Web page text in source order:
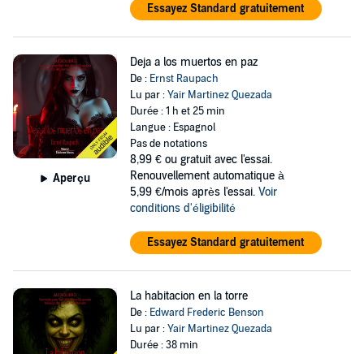
Essayez Standard gratuitement
Aperçu
Deja a los muertos en paz
De : Ernst Raupach
Lu par :Yair Martinez Quezada
Durée : 1 h et 25 min
Langue : Espagnol
Pas de notations
8,99 € ou gratuit avec l'essai.
Renouvellement automatique à
5,99 €/mois après l'essai. Voir
conditions d'éligibilité
Essayez Standard gratuitement
La habitacion en la torre
De : Edward Frederic Benson
Lu par :Yair Martinez Quezada
Durée : 38 min